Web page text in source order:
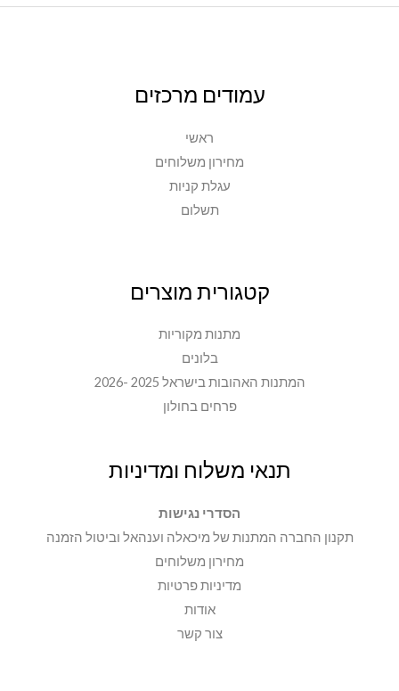
עמודים מרכזים
ראשי
מחירון משלוחים
עגלת קניות
תשלום
קטגורית מוצרים
מתנות מקוריות
בלונים
המתנות האהובות בישראל 2025 -2026
פרחים בחולון
תנאי משלוח ומדיניות
הסדרי נגישות
תקנון החברה המתנות של מיכאלה וענהאל וביטול הזמנה
מחירון משלוחים
מדיניות פרטיות
אודות
צור קשר